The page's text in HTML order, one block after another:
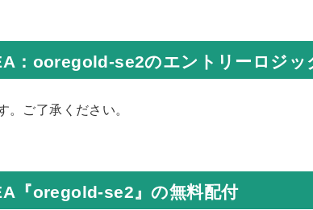
：ooregold-se2のエントリーロジッ
。ご了承ください。
『oregold-se2』の無料配付